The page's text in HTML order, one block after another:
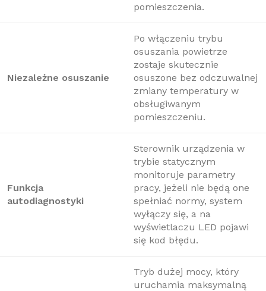
pomieszczenia.
Niezależne osuszanie
Po włączeniu trybu
osuszania powietrze
zostaje skutecznie
osuszone bez odczuwalnej
zmiany temperatury w
obsługiwanym
pomieszczeniu.
Funkcja
autodiagnostyki
Sterownik urządzenia w
trybie statycznym
monitoruje parametry
pracy, jeżeli nie będą one
spełniać normy, system
wyłączy się, a na
wyświetlaczu LED pojawi
się kod błędu.
Tryb dużej mocy, który
uruchamia maksymalną